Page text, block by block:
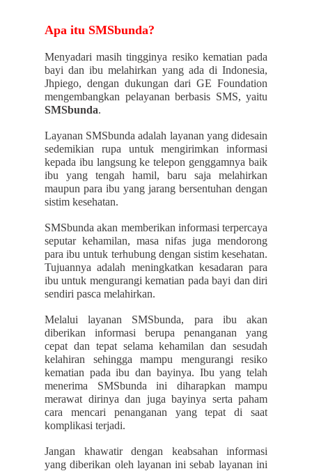
Apa itu SMSbunda?
Menyadari masih tingginya resiko kematian pada
bayi dan ibu melahirkan yang ada di Indonesia,
Jhpiego, dengan dukungan dari GE Foundation
mengembangkan pelayanan berbasis SMS, yaitu
SMSbunda.
Layanan SMSbunda adalah layanan yang didesain
sedemikian rupa untuk mengirimkan informasi
kepada ibu langsung ke telepon genggamnya baik
ibu yang tengah hamil, baru saja melahirkan
maupun para ibu yang jarang bersentuhan dengan
sistim kesehatan.
SMSbunda akan memberikan informasi terpercaya
seputar kehamilan, masa nifas juga mendorong
para ibu untuk terhubung dengan sistim kesehatan.
Tujuannya adalah meningkatkan kesadaran para
ibu untuk mengurangi kematian pada bayi dan diri
sendiri pasca melahirkan.
Melalui layanan SMSbunda, para ibu akan
diberikan informasi berupa penanganan yang
cepat dan tepat selama kehamilan dan sesudah
kelahiran sehingga mampu mengurangi resiko
kematian pada ibu dan bayinya. Ibu yang telah
menerima SMSbunda ini diharapkan mampu
merawat dirinya dan juga bayinya serta paham
cara mencari penanganan yang tepat di saat
komplikasi terjadi.
Jangan khawatir dengan keabsahan informasi
yang diberikan oleh layanan ini sebab layanan ini